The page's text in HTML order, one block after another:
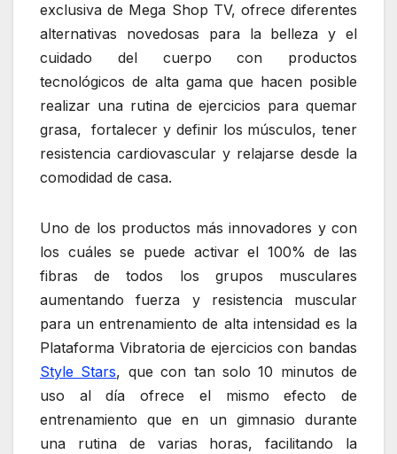
exclusiva de Mega Shop TV, ofrece diferentes
alternativas novedosas para la belleza y el
cuidado del cuerpo con productos
tecnológicos de alta gama que hacen posible
realizar una rutina de ejercicios para quemar
grasa, fortalecer y definir los músculos, tener
resistencia cardiovascular y relajarse desde la
comodidad de casa.
Uno de los productos más innovadores y con
los cuáles se puede activar el 100% de las
fibras de todos los grupos musculares
aumentando fuerza y resistencia muscular
para un entrenamiento de alta intensidad es la
Plataforma Vibratoria de ejercicios con bandas
Style Stars, que con tan solo 10 minutos de
uso al día ofrece el mismo efecto de
entrenamiento que en un gimnasio durante
una rutina de varias horas, facilitando la